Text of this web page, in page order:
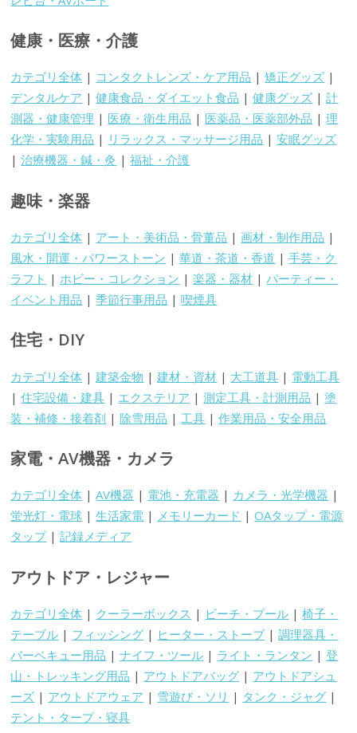
健康・医療・介護
カテゴリ全体 | コンタクトレンズ・ケア用品 |矯正グッズ |
デンタルケア |健康食品・ダイエット食品 |健康グッズ |計
測器・健康管理 | 医療・衛生用品 | 医薬品・医薬部外品 |理
化学・実験用品 | リラックス・マッサージ用品 |安眠グッズ
|治療機器・鍼・灸 |福祉・介護
趣味・楽器
カテゴリ全体 | アート・美術品・骨董品 | 画材・制作用品 |
風水・開運・パワーストーン |華道・茶道・香道 |手芸・ク
ラフト |ホビー・コレクション |楽器・器材 |パーティー・
イベント用品 |季節行事用品 |喫煙具
住宅・DIY
カテゴリ全体 |建築金物 |建材・資材 | 大工道具 | 電動工具
|住宅設備・建具 | エクステリア |測定工具・計測用品 |塗
装・補修・接着剤 |除雪用品 | 工具 |作業用品・安全用品
家電・AV機器・カメラ
カテゴリ全体 |AV機器 | 電池・充電器 | カメラ・光学機器 |
蛍光灯・電球 |生活家電 | メモリーカード |OAタップ・電源
タップ|記録メディア
アウトドア・レジャー
カテゴリ全体 | クーラーボックス | ビーチ・プール |椅子・
テーブル | フィッシング | ヒーター・ストーブ |調理器具・
バーベキュー用品 |ナイフ・ツール | ライト・ランタン |登
山・トレッキング用品 | アウトドアバッグ | アウトドアシュ
ーズ | アウトドアウェア | 雪遊び・ソリ | タンク・ジャグ |
テント・タープ・寝具